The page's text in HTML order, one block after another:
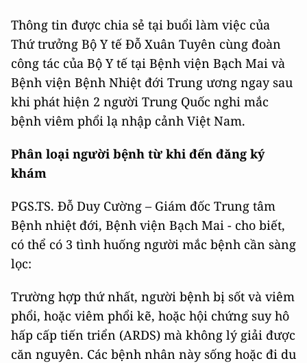
Thông tin được chia sẻ tại buổi làm việc của
Thứ trưởng Bộ Y tế Đỗ Xuân Tuyên cùng đoàn
công tác của Bộ Y tế tại Bệnh viện Bạch Mai và
Bệnh viện Bệnh Nhiệt đới Trung ương ngay sau
khi phát hiện 2 người Trung Quốc nghi mắc
bệnh viêm phổi lạ nhập cảnh Việt Nam.
Phân loại người bệnh từ khi đến đăng ký
khám
PGS.TS. Đỗ Duy Cường – Giám đốc Trung tâm
Bệnh nhiệt đới, Bệnh viện Bạch Mai - cho biết,
có thể có 3 tình huống người mắc bệnh cần sàng
lọc:
Trường hợp thứ nhất, người bệnh bị sốt và viêm
phổi, hoặc viêm phổi kẽ, hoặc hội chứng suy hô
hấp cấp tiến triển (ARDS) mà không lý giải được
căn nguyên. Các bệnh nhân này sống hoặc đi du